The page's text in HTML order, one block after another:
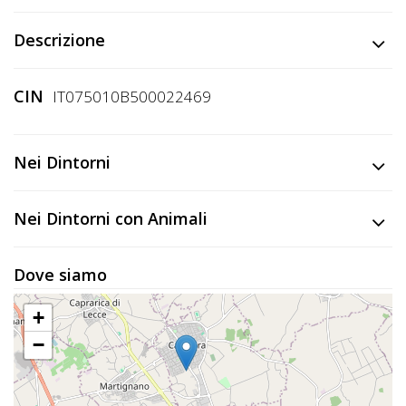
Attività
Accedi
Registrati
Descrizione
CIN IT075010B500022469
Nei Dintorni
Nei Dintorni con Animali
Dove siamo
+
−